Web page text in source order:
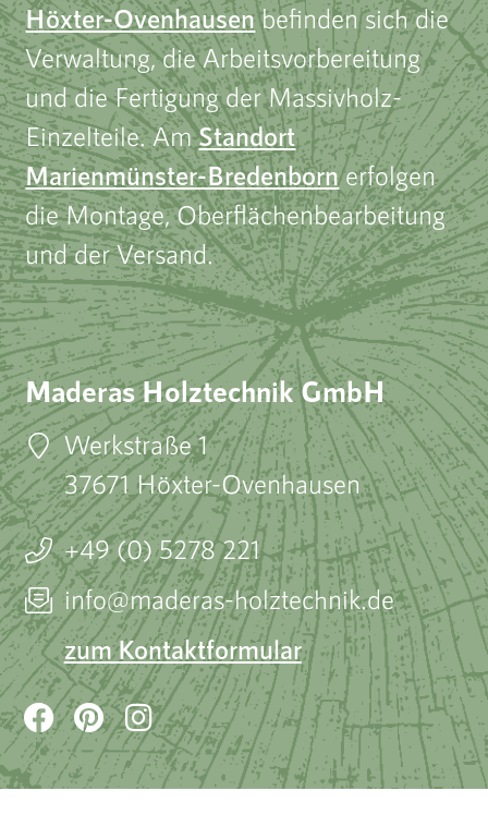
Höxter-Ovenhausenbefinden sich die
Verwaltung, die Arbeitsvorbereitung
und die Fertigung der Massivholz-
Einzelteile. AmStandort
Marienmünster-Bredenbornerfolgen
die Montage, Oberflächenbearbeitung
und der Versand.
Maderas Holztechnik GmbH
Werkstraße 1
37671 Höxter-Ovenhausen
+49 (0) 5278 221
info@maderas-holztechnik.de
zum Kontaktformular